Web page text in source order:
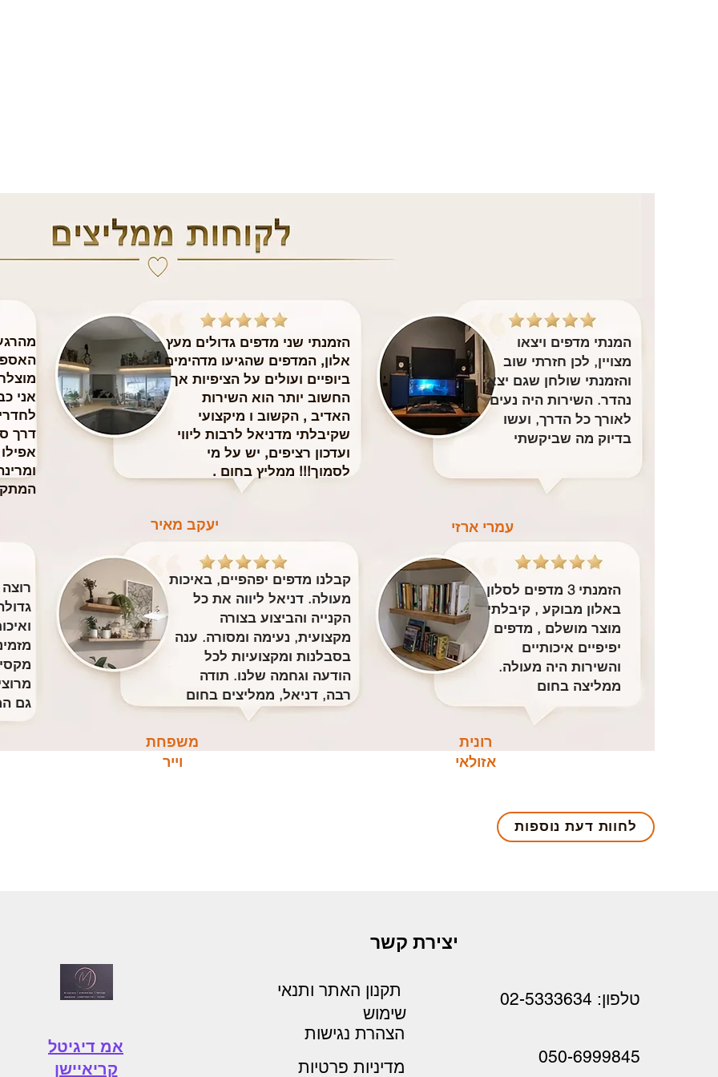
עמרי ארזי יעקב מאיר
משפחת
וייר
רונית
אזולאי
המנתי מדפים ויצאו
מצויין, לכן חזרתי שוב
והזמנתי שולחן שגם יצא
נהדר. השירות היה נעים
לאורך כל הדרך, ועשו
בדיוק מה שביקשתי
הזמנתי שני מדפים גדולים מעץ
אלון, המדפים שהגיעו מדהימים
ביופיים ועולים על הציפיות אך
החשוב יותר הוא השירות
האדיב , הקשוב ו מיקצועי
שקיבלתי מדניאל לרבות ליווי
ועדכון רציפים, יש על מי
לסמוך!!! ממליץ בחום .
​אני
דרך
הזמנתי 3 מדפים לסלון
באלון מבוקע , קיבלתי
מוצר מושלם , מדפים
יפיפיים איכותיים
והשירות היה מעולה.
ממליצה בחום
קבלנו מדפים יפהפיים, באיכות
מעולה. דניאל ליווה את כל
הקנייה והביצוע בצורה
מקצועית, נעימה ומסורה. ענה
בסבלנות ומקצועיות לכל
הודעה וגחמה שלנו. תודה
רבה, דניאל, ממליצים בחום
גם
לחוות דעת נוספות
יצירת קשר
050-6999845
טלפון: 02-5333634
תקנון האתר ותנאי
שימוש
הצהרת נגישות
מדיניות פרטיות
אמ דיגיטל
קריאיישן